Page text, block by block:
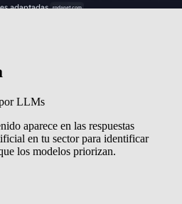
LLMs
aparece en las respuestas
en tu sector para identificar
los modelos priorizan.